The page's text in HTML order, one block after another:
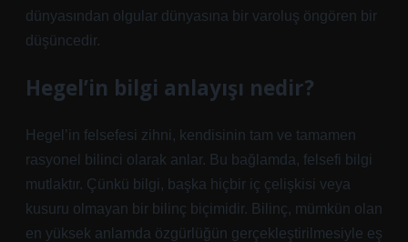
dünyasından olgular dünyasına bir varoluş öngören bir
düşüncedir.
Hegel’in bilgi anlayışı nedir?
Hegel’in felsefesi zihni, kendisinin tam ve tamamen
rasyonel bilinci olarak anlar. Bu bağlamda, felsefi bilgi
mutlaktır. Çünkü bilgi, başka hiçbir iç çelişkisi veya
kusuru olmayan bir bilinç biçimidir. Bilinç, mümkün olan
en yüksek anlamda özgürlüğün gerçekleştirilmesiyle eş